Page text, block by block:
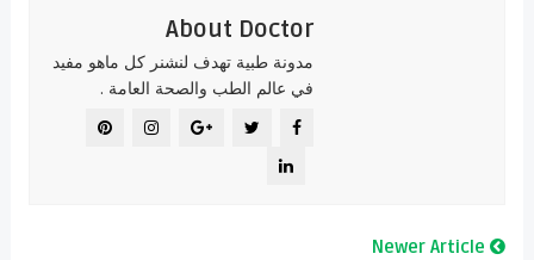
About Doctor
مدونة طبية تهدف لنشنر كل ماهو مفيد
في عالم الطب والصحة العامة .
Newer Article